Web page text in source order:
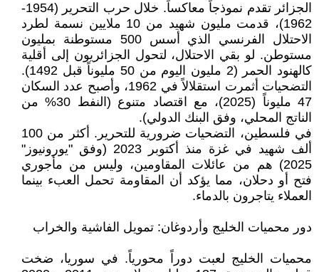
الجزائر تقدم نموذجاً معاكساً. خلال حرب التحرير (1954-
1962)، قدمت مليون شهيد من 10 ملايين نسمة لطرد
الاحتلال الفرنسي الذي أسس 500 مستوطنة بمليون
مستوطن. لو بقي الاحتلال، لتحول الجزائريون إلى أقلية
كالهنود الحمر (2 مليون اليوم من 50 مليوناً قبل 1492).
التضحيات أثمرت استقلالاً في 1962، وأصبح عدد السكان
47 مليوناً (2025)، مع اقتصاد متنوع (النفط 30% من
الناتج المحلي، وفق البنك الدولي).
في فلسطين، التضحيات ضرورية للتحرير. أكثر من 100
ألف شهيد في غزة منذ أكتوبر 2023 (وفق "يورونيوز"
2025) هم من عائلات المقاومين، وليس من مأجوري
فتح أو دحلان، مما يؤكد أن المقاومة تحمل العبء بينما
العملاء يتاجرون بالدماء.
دور محميات الخليج وأردوغان: تمويل الفاشية والخراب
محميات الخليج لعبت دوراً محورياً. في سوريا، ضخت